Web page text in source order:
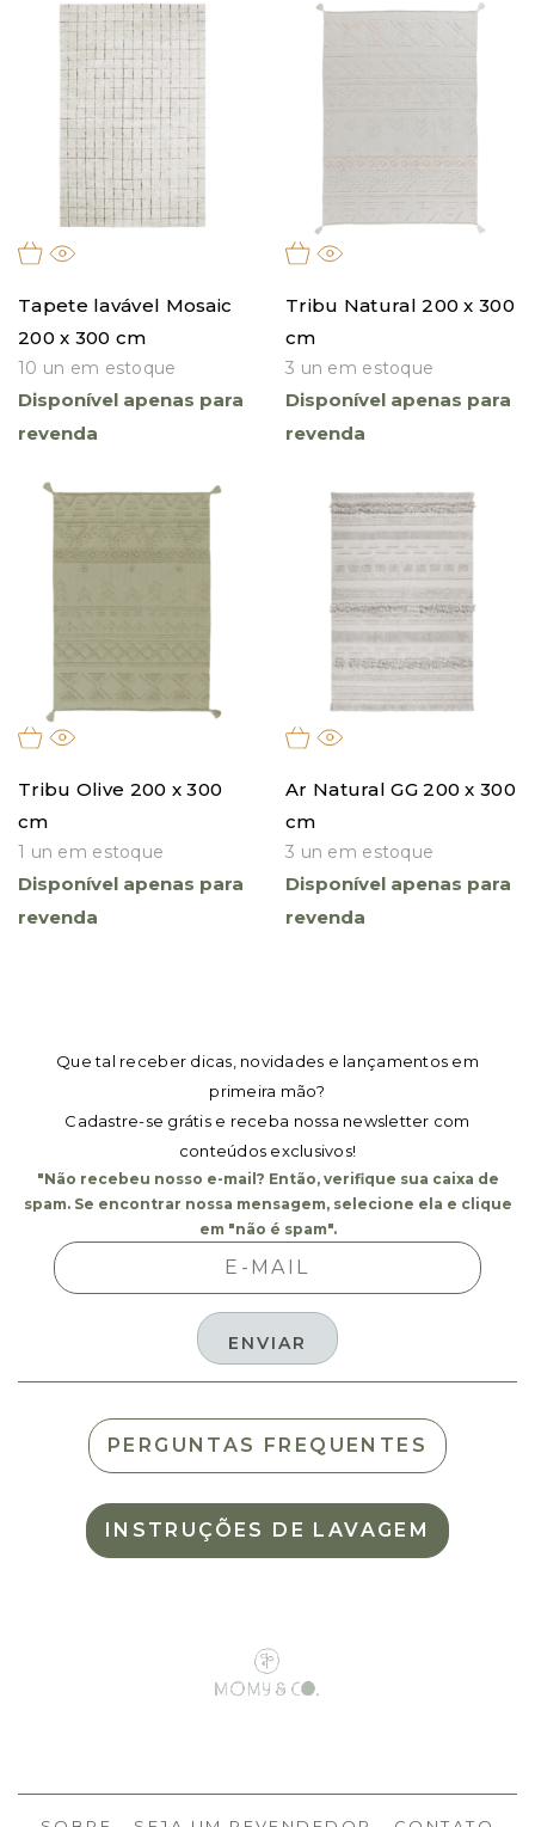
Tapete lavável Mosaic
200 x 300 cm
10 un em estoque
Disponível apenas para
revenda
Tribu Natural 200 x 300
cm
3 un em estoque
Disponível apenas para
revenda
Tribu Olive 200 x 300
cm
1 un em estoque
Disponível apenas para
revenda
Ar Natural GG 200 x 300
cm
3 un em estoque
Disponível apenas para
revenda
Que tal receber dicas, novidades e lançamentos em
primeira mão?
Cadastre-se grátis e receba nossa newsletter com
conteúdos exclusivos!
"Não recebeu nosso e-mail? Então, verifique sua caixa de
spam. Se encontrar nossa mensagem, selecione ela e clique
em "não é spam".
PERGUNTAS FREQUENTES
INSTRUÇÕES DE LAVAGEM